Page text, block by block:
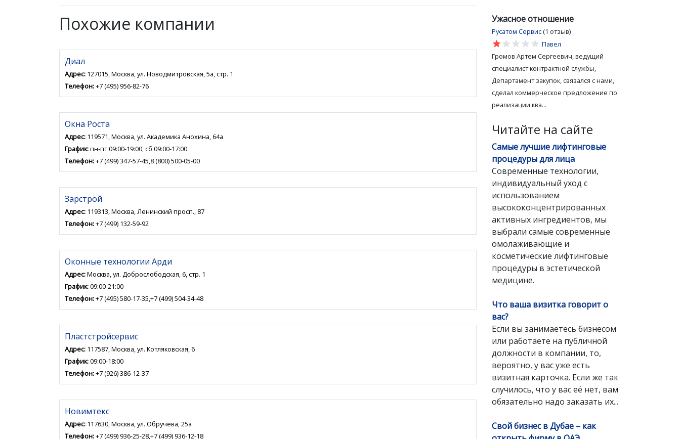
Похожие компании
Диал
Адрес: 127015, Москва, ул. Новодмитровская, 5а, стр. 1
Телефон:+7 (495) 956-82-76
Окна Роста
Адрес: 119571, Москва, ул. Академика Анохина, 64а
График:пн-пт 09:00-19:00, сб 09:00-17:00
Телефон:+7 (499) 347-57-45,8 (800) 500-05-00
Зарстрой
Адрес: 119313, Москва, Ленинский просп., 87
Телефон:+7 (499) 132-59-92
Оконные технологии Арди
Адрес:Москва, ул. Доброслободская, 6, стр. 1
График:09:00-21:00
Телефон:+7 (495) 580-17-35,+7 (499) 504-34-48
Пластстройсервис
Адрес: 117587, Москва, ул. Котляковская, 6
График:09:00-18:00
Телефон:+7 (926) 386-12-37
Новимтекс
Адрес: 117630, Москва, ул. Обручева, 25а
Телефон:+7 (499) 936-25-28,+7 (499) 936-12-18
Ужасное отношение
Русатом Сервис (1 отзыв)
star
star
star
star
star
Павел
Громов Артем Сергеевич, ведущий
специалист контрактной службы,
Департамент закупок, связался с нами,
сделал коммерческое предложение по
реализации ква...
Читайте на сайте
Самые лучшие лифтинговые
процедуры для лица
Современные технологии,
индивидуальный уход с
использованием
высококонцентрированных
активных ингредиентов, мы
выбрали самые современные
омолаживающие и
косметические лифтинговые
процедуры в эстетической
медицине.
Что ваша визитка говорит о
вас?
Если вы занимаетесь бизнесом
или работаете на публичной
должности в компании, то,
вероятно, у вас уже есть
визитная карточка. Если же так
случилось, что у вас её нет, вам
обязательно надо заказать их...
Свой бизнес в Дубае – как